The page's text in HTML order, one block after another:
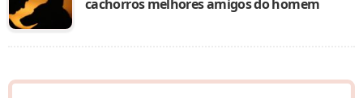
cachorros melhores amigos do homem